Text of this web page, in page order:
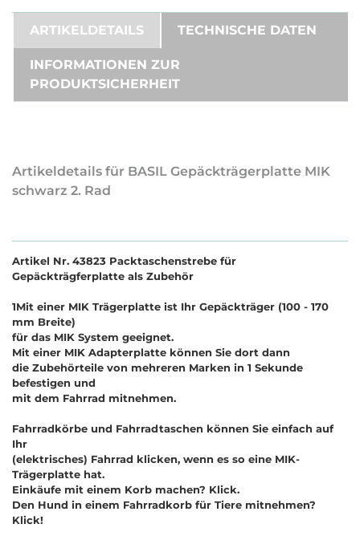
ARTIKELDETAILS TECHNISCHE DATEN
INFORMATIONEN ZUR
PRODUKTSICHERHEIT
Artikeldetails für BASIL Gepäckträgerplatte MIK
schwarz 2. Rad
Artikel Nr. 43823 Packtaschenstrebe für
Gepäckträgferplatte als Zubehör
1Mit einer MIK Trägerplatte ist Ihr Gepäckträger (100 - 170
mm Breite)
für das MIK System geeignet.
Mit einer MIK Adapterplatte können Sie dort dann
die Zubehörteile von mehreren Marken in 1 Sekunde
befestigen und
mit dem Fahrrad mitnehmen.
Fahrradkörbe und Fahrradtaschen können Sie einfach auf
Ihr
(elektrisches) Fahrrad klicken, wenn es so eine MIK-
Trägerplatte hat.
Einkäufe mit einem Korb machen? Klick.
Den Hund in einem Fahrradkorb für Tiere mitnehmen?
Klick!